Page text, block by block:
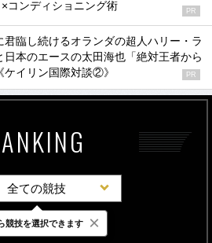
×コンディショニング術 PR
君臨し続けるオランダの超人ハリー・ラ
日本のエースの太田海也「絶対王者から
ケイリン国際対談②》
PR
全ての競技
24時間 週間
競技を選択できます ×